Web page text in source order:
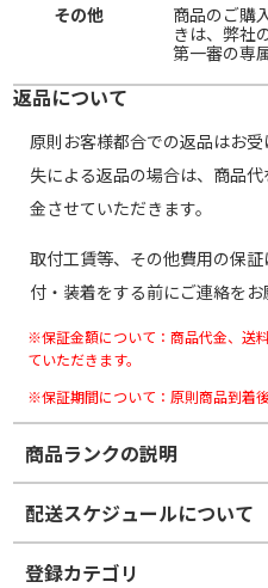
その他
商品のご購
きは、弊社
第一審の専
返品について
原則お客様都合での返品はお
失による返品の場合は、商品
金させていただきます。
取付工賃等、その他費用の保
付・装着をする前にご連絡をお
※保証金額について：商品代金、送
ていただきます。
※保証期間について：原則商品到着
商品ランクの説明
※商品ランクは出品者の主観に
かじめご了
ホイールランク
配送スケジュールについて
登録カテゴリ